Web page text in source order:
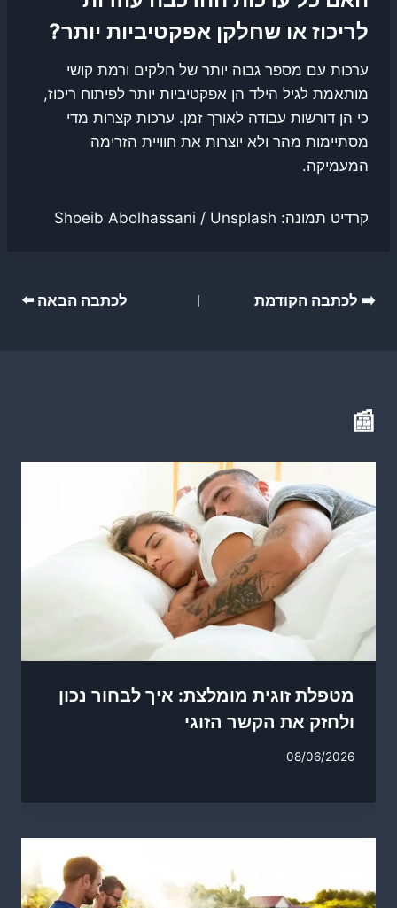
לריכוז או שחלקן אפקטיביות יותר?
ערכות עם מספר גבוה יותר של חלקים ורמת קושי
מותאמת לגיל הילד הן אפקטיביות יותר לפיתוח ריכוז,
כי הן דורשות עבודה לאורך זמן. ערכות קצרות מדי
מסתיימות מהר ולא יוצרות את חוויית הזרימה
המעמיקה.
קרדיט תמונה: Shoeib Abolhassani / Unsplash
ניווט
➡️ לכתבה הקודמת לכתבה הבאה ⬅️
📰
מטפלת זוגית מומלצת: איך לבחור נכון
ולחזק את הקשר הזוגי
08/06/2026